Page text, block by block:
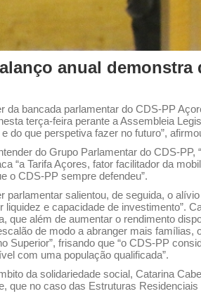
anual
da bancada parlamentar do CDS-PP
terça-feira perante a Assembleia
do que perspetiva fazer no futuro”,
do Grupo Parlamentar do CDS-
“a Tarifa Açores, fator facilitador da
o CDS-PP sempre defendeu”.
parlamentar salientou, de seguida, o
liquidez e capacidade de investimento”.
que além de aumentar o rendimento
de modo a abranger mais
Superior”, frisando que “o CDS-PP
com uma população qualificada”.
da solidariedade social, Catarina
que no caso das Estruturas